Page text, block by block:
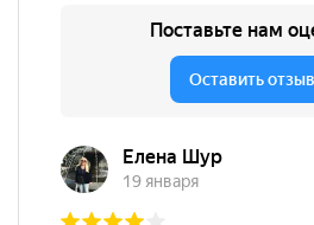
Съёмный чехол
нет
Стиль
Эко-стиль,
Комната